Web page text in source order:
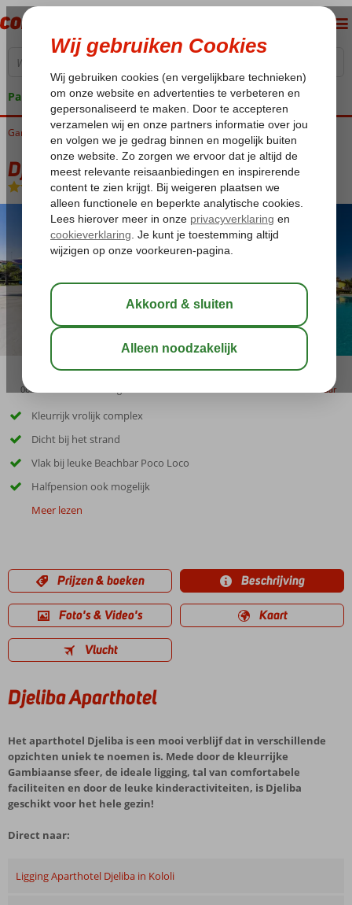
Pakketgarantie
Home
Gambia West Gambia Kololi Djeliba Aparthotel
Djeliba Aparthotel
Logies en ontbijt-Aparthotel
06:15 bewaar
Kleurrijk vrolijk complex
Dicht bij het strand
Vlak bij leuke Beachbar Poco Loco
Halfpension ook mogelijk
Meer lezen
Prijzen & boeken Beschrijving
Foto's & Video's Kaart
Vlucht
Djeliba Aparthotel
Het aparthotel Djeliba is een mooi verblijf dat in verschillende
opzichten uniek te noemen is. Mede door de kleurrijke
Gambiaanse sfeer, de ideale ligging, tal van comfortabele
faciliteiten en door de leuke kinderactiviteiten, is Djeliba
geschikt voor het hele gezin!
Direct naar:
Ligging Aparthotel Djeliba in Kololi